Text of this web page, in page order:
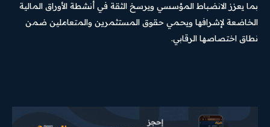
بما يعزز الانضباط المؤسسي ويرسخ الثقة في أنشطة الأوراق المالية
الخاضعة لإشرافها ويحمي حقوق المستثمرين والمتعاملين ضمن
نطاق اختصاصها الرقابي.